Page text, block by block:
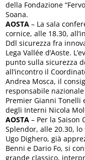
della Fondazione
Soana.
AOSTA – La sala
cornice, alle 18.30,
Ddl sicurezza fra
Lega Vallée d’Aoste.
punto sulla sicurezza
all’incontro il
Andrea Mosca, il
responsabile
Premier Gianni
degli Interni Nicola
AOSTA – Per la Saison
Splendor, alle 20.30,
Ugo Dighero, già
Benni e Dario Fo, si
grande classico,